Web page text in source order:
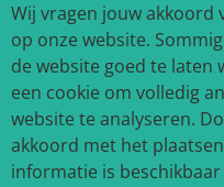
Volg ons:
©2026Het Verhaal van
Wij vragen jouw akkoord
op onze website.
de website goed te laten
een cookie om volledig
website te analyseren.
akkoord met het
informatie is